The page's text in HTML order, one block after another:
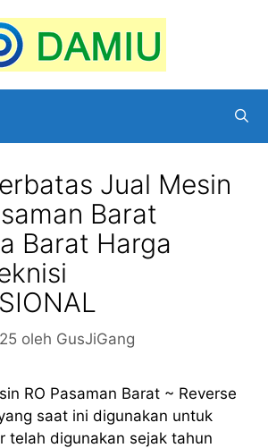
Jual Mesin
Barat
Barat Harga
oleh GusJiGang
RO Pasaman Barat ~ Reverse
saat ini digunakan untuk
telah digunakan sejak tahun